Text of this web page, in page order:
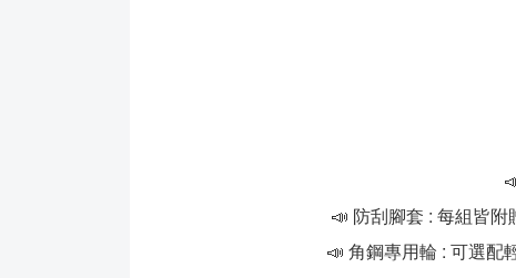
📣 防刮腳套 : 每組皆
📣 角鋼專用輪 : 可選配